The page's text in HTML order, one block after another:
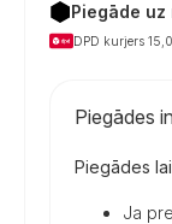
Piegāde uz
DPD kurjers
Piegādes
Piegādes
Ja